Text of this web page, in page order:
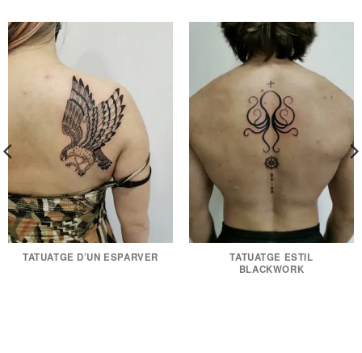
TATUATGE D’UN ESPARVER
TATUATGE ESTIL
BLACKWORK